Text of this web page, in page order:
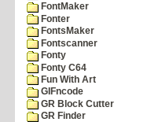
FontMaker
Fonter
FontsMaker
Fontscanner
Fonty
Fonty C64
Fun With Art
GIFncode
GR Block Cutter
GR Finder